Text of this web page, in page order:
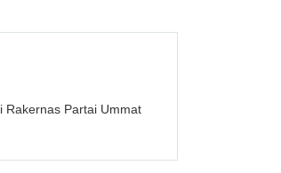
Rakernas Partai Ummat